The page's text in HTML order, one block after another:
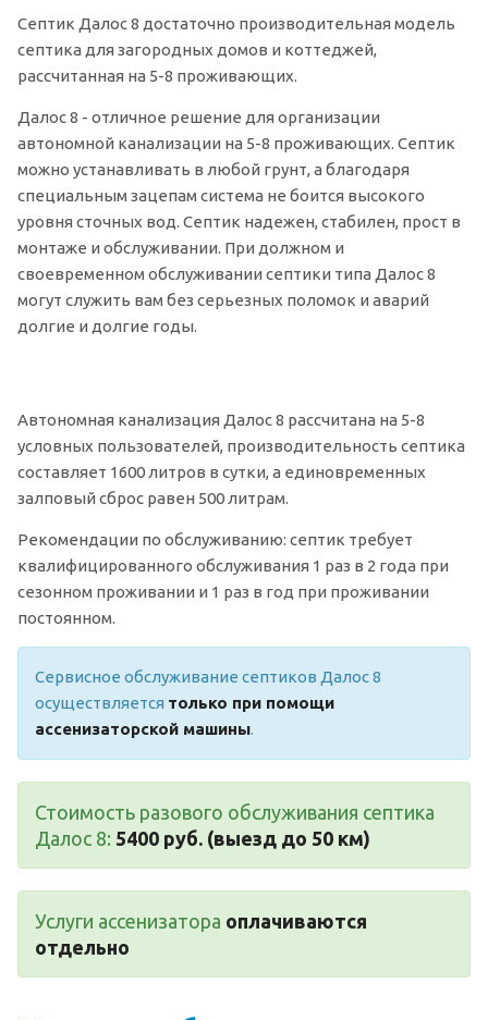
Септик Далос 8 достаточно производительная модель
септика для загородных домов и коттеджей,
рассчитанная на 5-8 проживающих.
Далос 8 - отличное решение для организации
автономной канализации на 5-8 проживающих. Септик
можно устанавливать в любой грунт, а благодаря
специальным зацепам система не боится высокого
уровня сточных вод. Септик надежен, стабилен, прост в
монтаже и обслуживании. При должном и
своевременном обслуживании септики типа Далос 8
могут служить вам без серьезных поломок и аварий
долгие и долгие годы.
Автономная канализация Далос 8 рассчитана на 5-8
условных пользователей, производительность септика
составляет 1600 литров в сутки, а единовременных
залповый сброс равен 500 литрам.
Рекомендации по обслуживанию: септик требует
квалифицированного обслуживания 1 раз в 2 года при
сезонном проживании и 1 раз в год при проживании
постоянном.
Сервисное обслуживание септиков Далос 8
осуществляется только при помощи
ассенизаторской машины.
Стоимость разового обслуживания септика
Далос 8: 5400 руб. (выезд до 50 км)
Услуги ассенизатора оплачиваются
отдельно